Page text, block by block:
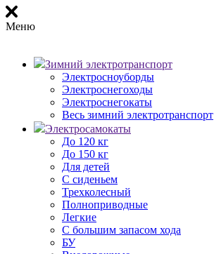
Меню
Зимний электротранспорт
Электросноуборды
Электроснегоходы
Электроснегокаты
Весь зимний электротранспорт
Электросамокаты
До 120 кг
До 150 кг
Для детей
С сиденьем
Трехколесный
Полноприводные
Легкие
С большим запасом хода
БУ